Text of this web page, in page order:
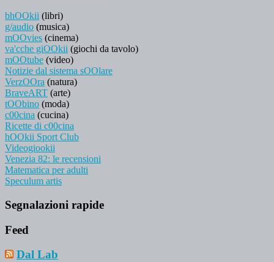
bhOOkii (libri)
g/audio (musica)
mOOvies (cinema)
va'cche giOOkii (giochi da tavolo)
mOOtube (video)
Notizie dal sistema sOOlare
VerzOOra (natura)
BraveART (arte)
tOObino (moda)
c00cina (cucina)
Ricette di c00cina
hOOkii Sport Club
Videogiookii
Venezia 82: le recensioni
Matematica per adulti
Speculum artis
Segnalazioni rapide
Feed
Dal Lab